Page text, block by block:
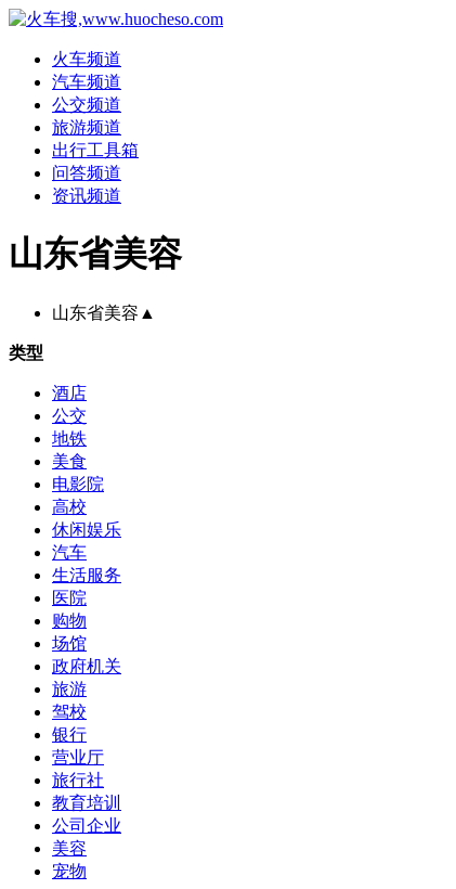
火车频道
汽车频道
公交频道
旅游频道
出行工具箱
问答频道
资讯频道
山东省美容
山东省美容 ▲
类型
酒店
公交
地铁
美食
电影院
高校
休闲娱乐
汽车
生活服务
医院
购物
场馆
政府机关
旅游
驾校
银行
营业厅
旅行社
教育培训
公司企业
美容
宠物